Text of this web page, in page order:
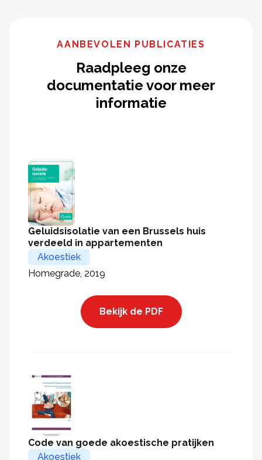
AANBEVOLEN PUBLICATIES
Raadpleeg onze
documentatie voor meer
informatie
Geluidsisolatie van een Brus​sels huis
verdeeld in appartementen
Akoestiek
Homegrade, 2019
Bekijk de PDF
Code van goede akoestische pratijken
Akoestiek